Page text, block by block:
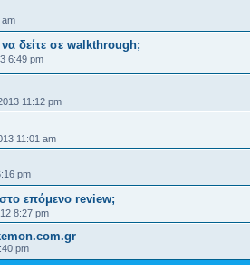
am
δείτε σε walkthrough;
6:49 pm
11:12 pm
11:01 am
pm
στο επόμενο review;
8:27 pm
pm